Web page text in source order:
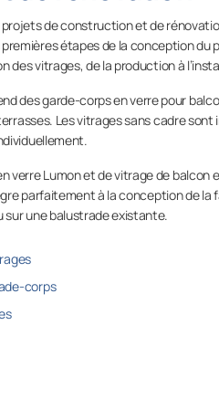
de construction et de
étapes de la conception
des vitrages, de la production à
des garde-corps en verre pour
Les vitrages sans cadre
verre Lumon et de vitrage de balcon
parfaitement à la conception de
une balustrade existante.
corps